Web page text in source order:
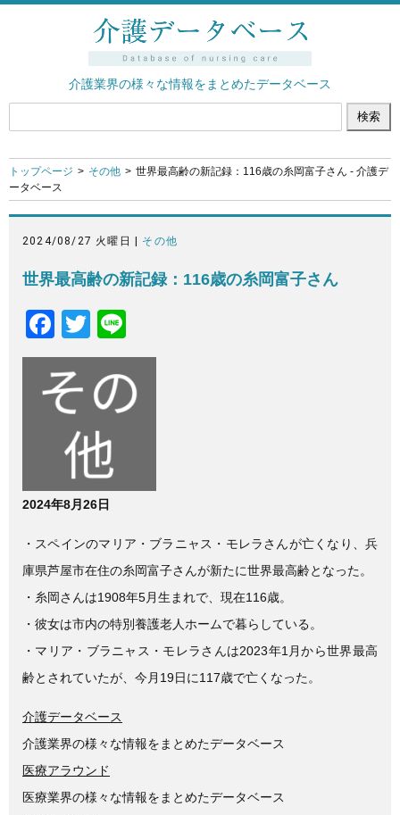
介護業界の様々な情報をまとめたデータベース
トップページ その他
世界最高齢の新記録：116歳の糸岡富子さん - 介護デ
ータベース
2024/08/27 火曜日 | その他
世界最高齢の新記録：116歳の糸岡富子さん
F
a
c
e
b
o
T
wi
tt
er
n
e
2024年8月26日
・スペインのマリア・ブラニャス・モレラさんが亡くなり、兵
庫県芦屋市在住の糸岡富子さんが新たに世界最高齢となった。
・糸岡さんは1908年5月生まれで、現在116歳。
・彼女は市内の特別養護老人ホームで暮らしている。
・マリア・ブラニャス・モレラさんは2023年1月から世界最高
齢とされていたが、今月19日に117歳で亡くなった。
介護データベース
介護業界の様々な情報をまとめたデータベース
医療アラウンド
医療業界の様々な情報をまとめたデータベース